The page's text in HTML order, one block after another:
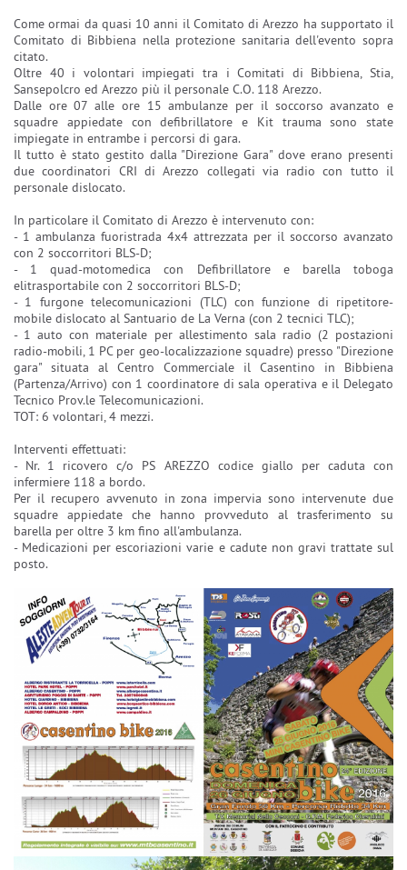
Come ormai da quasi 10 anni il Comitato di Arezzo ha supportato il
Comitato di Bibbiena nella protezione sanitaria dell'evento sopra
citato.
Oltre 40 i volontari impiegati tra i Comitati di Bibbiena, Stia,
Sansepolcro ed Arezzo più il personale C.O. 118 Arezzo.
Dalle ore 07 alle ore 15 ambulanze per il soccorso avanzato e
squadre appiedate con defibrillatore e Kit trauma sono state
impiegate in entrambe i percorsi di gara.
Il tutto è stato gestito dalla "Direzione Gara" dove erano presenti
due coordinatori CRI di Arezzo collegati via radio con tutto il
personale dislocato.
In particolare il Comitato di Arezzo è intervenuto con:
- 1 ambulanza fuoristrada 4x4 attrezzata per il soccorso avanzato
con 2 soccorritori BLS-D;
- 1 quad-motomedica con Defibrillatore e barella toboga
elitrasportabile con 2 soccorritori BLS-D;
- 1 furgone telecomunicazioni (TLC) con funzione di ripetitore-
mobile dislocato al Santuario de La Verna (con 2 tecnici TLC);
- 1 auto con materiale per allestimento sala radio (2 postazioni
radio-mobili, 1 PC per geo-localizzazione squadre) presso "Direzione
gara" situata al Centro Commerciale il Casentino in Bibbiena
(Partenza/Arrivo) con 1 coordinatore di sala operativa e il Delegato
Tecnico Prov.le Telecomunicazioni.
TOT: 6 volontari, 4 mezzi.
Interventi effettuati:
- Nr. 1 ricovero c/o PS AREZZO codice giallo per caduta con
infermiere 118 a bordo.
Per il recupero avvenuto in zona impervia sono intervenute due
squadre appiedate che hanno provveduto al trasferimento su
barella per oltre 3 km fino all'ambulanza.
- Medicazioni per escoriazioni varie e cadute non gravi trattate sul
posto.